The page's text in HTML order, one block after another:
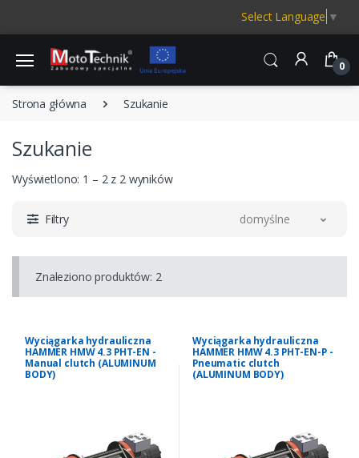
Select Language ▼
0
Strona główna Szukanie
Szukanie
Wyświetlono: 1 – 2 z 2 wyników
Filtry domyślne
Znaleziono produktów: 2
Wyciągarka hydrauliczna
HAMMER HMW 4.3 PHT-EN -
Manual clutch (ALUMINUM
BODY)
Wyciągarka hydrauliczna
HAMMER HMW 4.3 PHT-EN-P -
Pneumatic clutch
(ALUMINUM BODY)